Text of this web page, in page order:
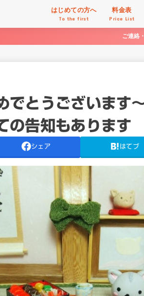
はじめての方へ
To the first
料金表
Price List
ご連絡
でとうございま
の告知もあります
シェア はてブ